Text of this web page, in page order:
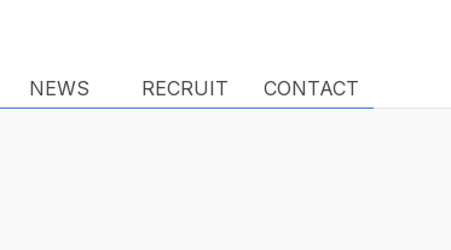
NEWS RECRUIT CONTACT
NEWS RECRUIT CONTACT